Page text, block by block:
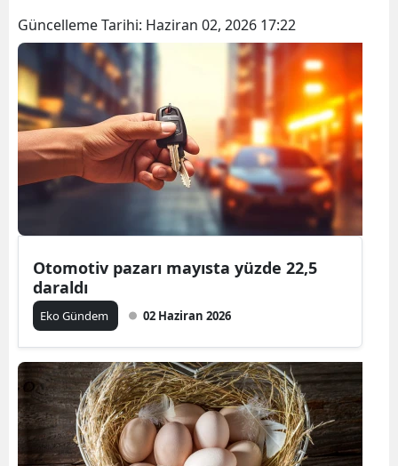
Güncelleme Tarihi: Haziran 02, 2026 17:22
Otomotiv pazarı mayısta yüzde 22,5
daraldı
Eko Gündem 02 Haziran 2026